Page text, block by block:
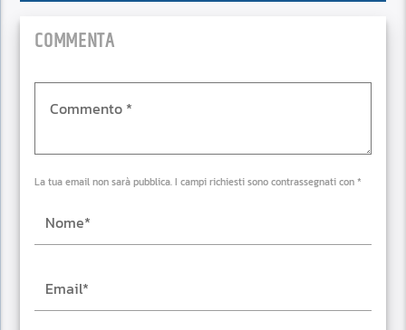
COMMENTA
La tua email non sarà pubblica. I campi richiesti sono contrassegnati con *